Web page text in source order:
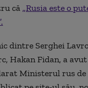
că „Rusia este o
dintre Serghei
Hakan Fidan, a
Ministerul rus